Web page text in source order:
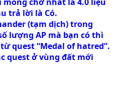
trả lời là Có.
(tạm dịch) trong
lượng AP mà bạn có thì
quest “Medal of hatred”.
quest ở vùng đất mới